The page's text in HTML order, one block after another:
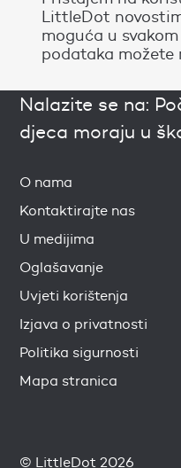
LittleDot
moguća u
podataka možete
Nalazite se na:
djeca moraju u
O nama
Kontaktirajte nas
U medijima
Oglašavanje
Uvjeti korištenja
Izjava o privatnosti
Politika sigurnosti
Mapa stranica
© LittleDot 2026